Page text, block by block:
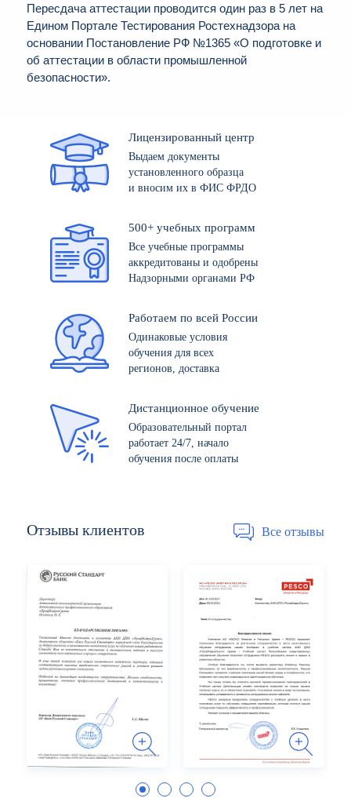
Пересдача аттестации проводится один раз в 5 лет на
Едином Портале Тестирования Ростехнадзора на
основании Постановление РФ №1365 «О подготовке и
об аттестации в области промышленной
безопасности».
Лицензированный центр
Выдаем документы
установленного образца
и вносим их в ФИС ФРДО
500+ учебных программ
Все учебные программы
аккредитованы и одобрены
Надзорными органами РФ
Работаем по всей России
Одинаковые условия
обучения для всех
регионов, доставка
Дистанционное обучение
Образовательный портал
работает 24/7, начало
обучения после оплаты
Отзывы клиентов Все отзывы